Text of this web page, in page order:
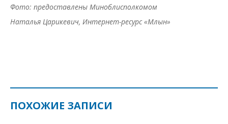
Фото: предоставлены Миноблисполкомом
Наталья Царикевич, Интернет-ресурс «Млын»
ПОХОЖИЕ ЗАПИСИ